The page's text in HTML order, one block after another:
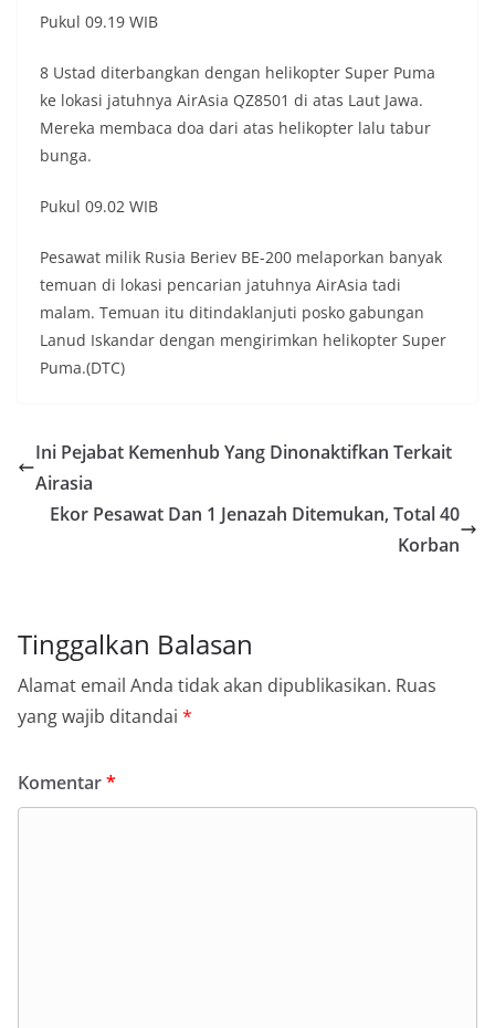
Pukul 09.19 WIB
8 Ustad diterbangkan dengan helikopter Super Puma
ke lokasi jatuhnya AirAsia QZ8501 di atas Laut Jawa.
Mereka membaca doa dari atas helikopter lalu tabur
bunga.
Pukul 09.02 WIB
Pesawat milik Rusia Beriev BE-200 melaporkan banyak
temuan di lokasi pencarian jatuhnya AirAsia tadi
malam. ‎Temuan itu ditindaklanjuti posko gabungan
Lanud Iskandar dengan mengirimkan helikopter Super
Puma.(DTC)
Ini Pejabat Kemenhub Yang Dinonaktifkan Terkait
Airasia
Ekor Pesawat Dan 1 Jenazah Ditemukan, Total 40
Korban
Tinggalkan Balasan
Alamat email Anda tidak akan dipublikasikan. Ruas
yang wajib ditandai *
Komentar*